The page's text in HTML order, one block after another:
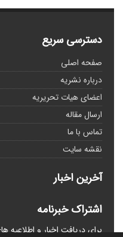
دسترسی سریع
صفحه اصلی
درباره نشریه
اعضای هیات تحریریه
ارسال مقاله
تماس با ما
نقشه سایت
آخرین اخبار
اشتراک خبرنامه
برای دریافت اخبار و اطلاعیه